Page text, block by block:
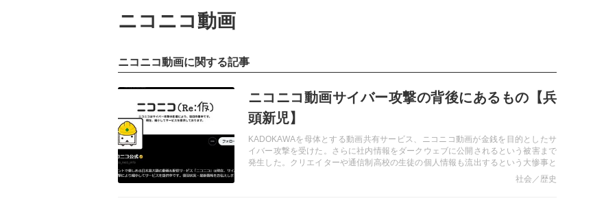
ニコニコ動画
ニコニコ動画に関する記事
ニコニコ動画サイバー攻撃の背後にあるもの【兵
頭新児】
KADOKAWAを母体とする動画共有サービス、ニコニコ動画が金銭を目的としたサ
イバー攻撃を受けた。さらに社内情報をダークウェブに公開されるという被害まで
発生した。クリエイターや通信制高校の生徒の個人情報も流出するという大惨事と
なったが、メディアの反応はいささか薄いようだ。しかしこれは、非常に大きな問
社会／歴史
記事を読む